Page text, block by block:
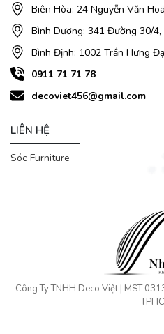
Bàn ăn mặt đá được đánh giá
đẹp và sang trọng. Đây là
chữ nhật sang
Biên Hòa: 24 Nguyễn Văn
Bình Dương: 341 Đường 30/4,
Bình Định: 1002 Trần Hưng
0911 71 71 78
decoviet456@gmail.com
LIÊN HỆ
Sóc Furniture
Công Ty TNHH Deco Việt | MST